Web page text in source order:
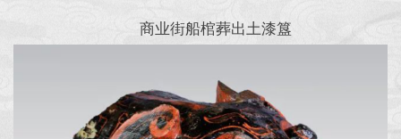
商业街船棺葬出土漆簋